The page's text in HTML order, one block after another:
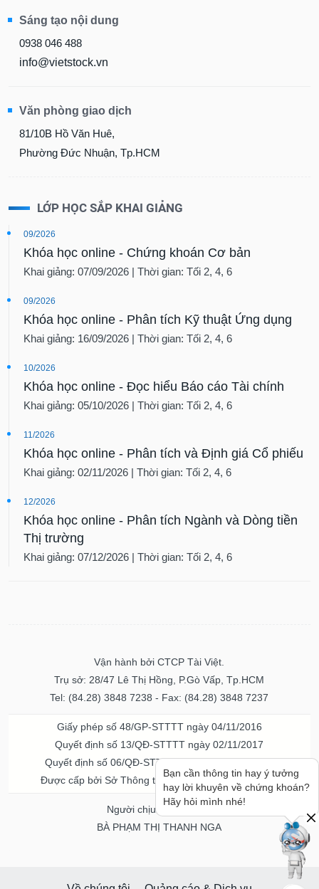
Sáng tạo nội dung
0938 046 488
info@vietstock.vn
Văn phòng giao dịch
81/10B Hồ Văn Huê,
Phường Đức Nhuận, Tp.HCM
LỚP HỌC SẮP KHAI GIẢNG
09/2026
Khóa học online - Chứng khoán Cơ bản
Khai giảng: 07/09/2026 | Thời gian: Tối 2, 4, 6
09/2026
Khóa học online - Phân tích Kỹ thuật Ứng dụng
Khai giảng: 16/09/2026 | Thời gian: Tối 2, 4, 6
10/2026
Khóa học online - Đọc hiểu Báo cáo Tài chính
Khai giảng: 05/10/2026 | Thời gian: Tối 2, 4, 6
11/2026
Khóa học online - Phân tích và Định giá Cổ phiếu
Khai giảng: 02/11/2026 | Thời gian: Tối 2, 4, 6
12/2026
Khóa học online - Phân tích Ngành và Dòng tiền
Thị trường
Khai giảng: 07/12/2026 | Thời gian: Tối 2, 4, 6
Vận hành bởi CTCP Tài Việt.
Trụ sở: 28/47 Lê Thị Hồng, P.Gò Vấp, Tp.HCM
Tel: (84.28) 3848 7238 - Fax: (84.28) 3848 7237
Giấy phép số 48/GP-STTTT ngày 04/11/2016
Quyết định số 13/QĐ-STTTT ngày 02/11/2017
Quyết định số 06/QĐ-STTTT-ICP ngày 20/07/2023
Được cấp bởi Sở Thông tin và Truyền thông TPHCM
Người chịu trách nhiệm
BÀ PHẠM THỊ THANH NGA
Bạn cần thông tin hay ý tưởng
hay lời khuyên về chứng khoán?
Hãy hỏi mình nhé!